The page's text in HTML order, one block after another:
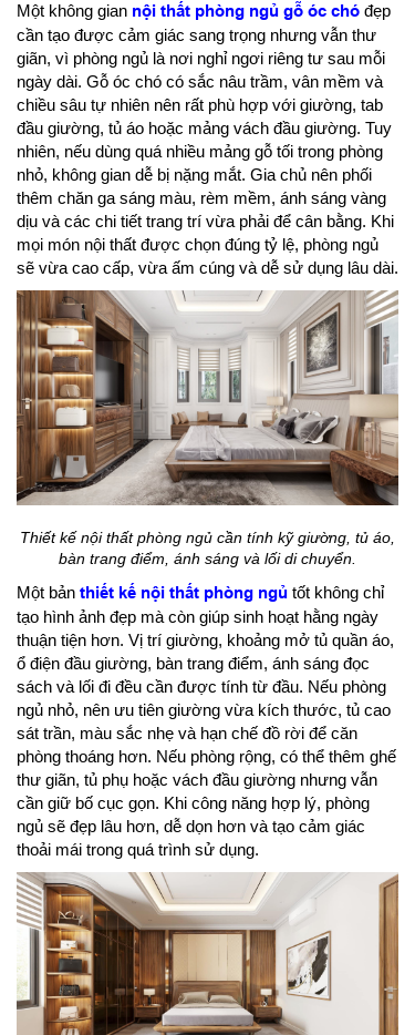
Một không gian nội thất phòng ngủ gỗ óc chó đẹp
cần tạo được cảm giác sang trọng nhưng vẫn thư
giãn, vì phòng ngủ là nơi nghỉ ngơi riêng tư sau mỗi
ngày dài. Gỗ óc chó có sắc nâu trầm, vân mềm và
chiều sâu tự nhiên nên rất phù hợp với giường, tab
đầu giường, tủ áo hoặc mảng vách đầu giường. Tuy
nhiên, nếu dùng quá nhiều mảng gỗ tối trong phòng
nhỏ, không gian dễ bị nặng mắt. Gia chủ nên phối
thêm chăn ga sáng màu, rèm mềm, ánh sáng vàng
dịu và các chi tiết trang trí vừa phải để cân bằng. Khi
mọi món nội thất được chọn đúng tỷ lệ, phòng ngủ
sẽ vừa cao cấp, vừa ấm cúng và dễ sử dụng lâu dài.
Thiết kế nội thất phòng ngủ cần tính kỹ giường, tủ áo,
bàn trang điểm, ánh sáng và lối di chuyển.
Một bản thiết kế nội thất phòng ngủ tốt không chỉ
tạo hình ảnh đẹp mà còn giúp sinh hoạt hằng ngày
thuận tiện hơn. Vị trí giường, khoảng mở tủ quần áo,
ổ điện đầu giường, bàn trang điểm, ánh sáng đọc
sách và lối đi đều cần được tính từ đầu. Nếu phòng
ngủ nhỏ, nên ưu tiên giường vừa kích thước, tủ cao
sát trần, màu sắc nhẹ và hạn chế đồ rời để căn
phòng thoáng hơn. Nếu phòng rộng, có thể thêm ghế
thư giãn, tủ phụ hoặc vách đầu giường nhưng vẫn
cần giữ bố cục gọn. Khi công năng hợp lý, phòng
ngủ sẽ đẹp lâu hơn, dễ dọn hơn và tạo cảm giác
thoải mái trong quá trình sử dụng.